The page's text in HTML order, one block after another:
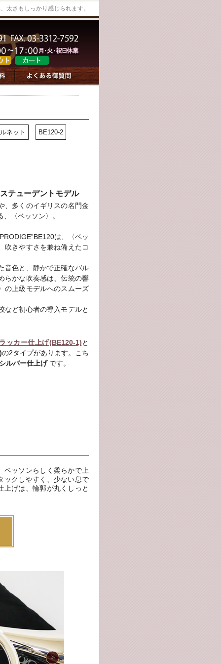
太さもしっかり感じられます。
ネット BE120-2
テューデントモデル
、多くのイギリスの名門金
〈ベッソン〉。
は、〈ベッ
吹きやすさを兼ね備えたコ
音色と、静かで正確なバル
らかな吹奏感は、伝統の響
の上級モデルへのスムーズ
など初心者の導入モデルと
ッカー仕上げ(BE120-1)と
の2タイプがあります。こち
ルバー仕上げです。
ベッソンらしく柔らかで上
ックしやすく、少ない息で
げは、輪郭が丸くしっと